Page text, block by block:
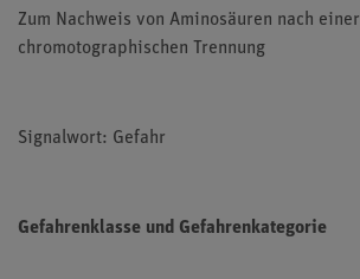
Zum Nachweis von Aminosäuren nach einer
chromotographischen Trennung
Signalwort: Gefahr
Gefahrenklasse und Gefahrenkategorie